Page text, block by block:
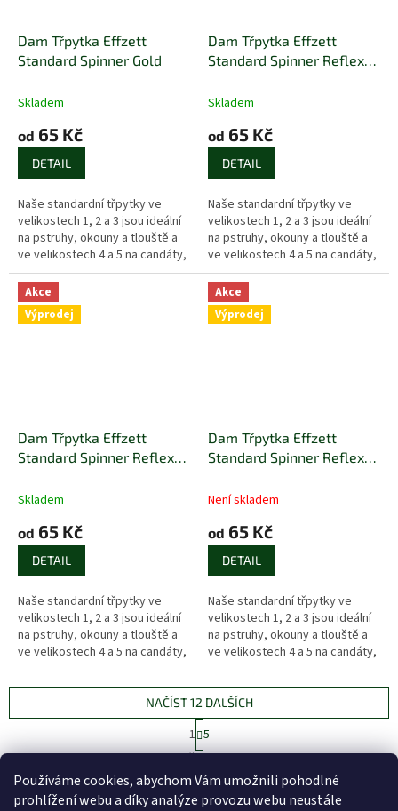
Používáme cookies, abychom Vám umožnili pohodlné
prohlížení webu a díky analýze provozu webu neustále
Dam Třpytka Effzett
Standard Spinner Gold
Skladem
od 65 Kč
DETAIL
Naše standardní třpytky ve
velikostech 1, 2 a 3 jsou ideální
na pstruhy, okouny a tlouště a
ve velikostech 4 a 5 na candáty,
štiky a lososy.
Dam Třpytka Effzett
Standard Spinner Reflex
Skladem
od 65 Kč
DETAIL
Naše standardní třpytky ve
velikostech 1, 2 a 3 jsou ideální
na pstruhy, okouny a tlouště a
ve velikostech 4 a 5 na candáty,
štiky a lososy.
Akce
Výprodej
Dam Třpytka Effzett
Standard Spinner Reflex
Skladem
od 65 Kč
DETAIL
Naše standardní třpytky ve
velikostech 1, 2 a 3 jsou ideální
na pstruhy, okouny a tlouště a
ve velikostech 4 a 5 na candáty,
Akce
Výprodej
Dam Třpytka Effzett
Standard Spinner Reflex
Není skladem
od 65 Kč
DETAIL
Naše standardní třpytky ve
velikostech 1, 2 a 3 jsou ideální
na pstruhy, okouny a tlouště a
ve velikostech 4 a 5 na candáty,
O
l
á
NAČÍST 12 DALŠÍCH
t
r
á
n
k
1 5
59položek celkem
NAHORU